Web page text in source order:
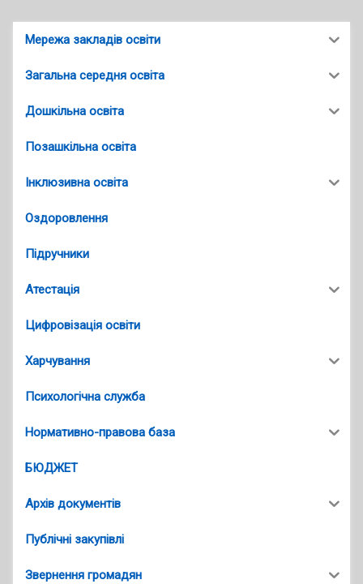
Мережа закладів освіти
Загальна середня освіта
Дошкільна освіта
Позашкільна освіта
Інклюзивна освіта
Оздоровлення
Підручники
Атестація
Цифровізація освіти
Харчування
Психологічна служба
Нормативно-правова база
БЮДЖЕТ
Архів документів
Публічні закупівлі
Звернення громадян